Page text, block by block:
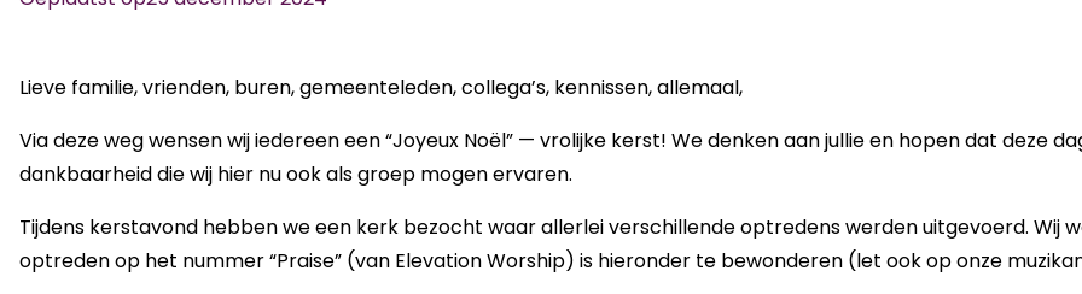
Lieve familie, vrienden, buren, gemeenteleden, collega’s, kennissen, allemaal,
Via deze weg wensen wij iedereen een “Joyeux Noël” — vrolijke kerst! We denken aan jullie en hopen dat deze
dankbaarheid die wij hier nu ook als groep mogen ervaren.
Tijdens kerstavond hebben we een kerk bezocht waar allerlei verschillende optredens werden uitgevoerd. Wij
optreden op het nummer “Praise” (van Elevation Worship) is hieronder te bewonderen (let ook op onze